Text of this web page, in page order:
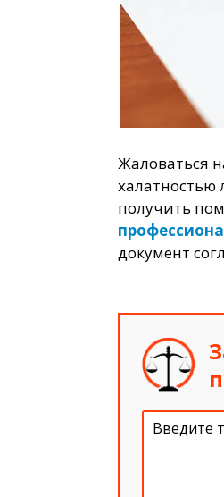
Жаловаться
халатностью
получить
документ